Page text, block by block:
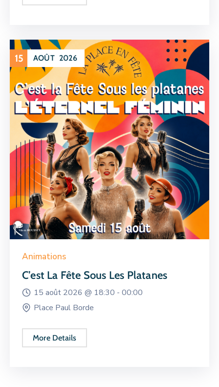
15 AOÛT 2026
Animations
C’est La Fête Sous Les Platanes
15 août 2026 @ 18:30 - 00:00
Place Paul Borde
More Details